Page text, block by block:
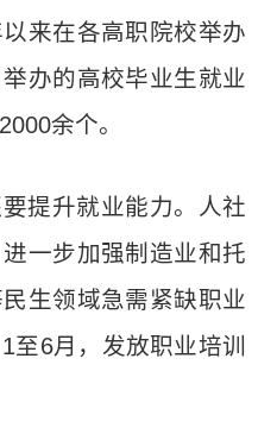
来在各高职院校举办
办的高校毕业生就业
余个。
提升就业能力。人社
一步加强制造业和托
生领域急需紧缺职业
至6月，发放职业培训